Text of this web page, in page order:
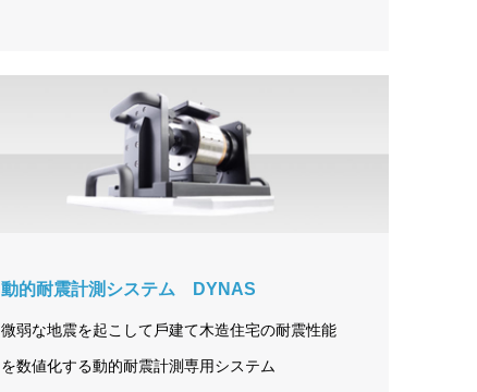
動的耐震計測システム DYNAS
微弱な地震を起こして⼾建て⽊造住宅の耐震性能
を数値化する動的耐震計測専用システム